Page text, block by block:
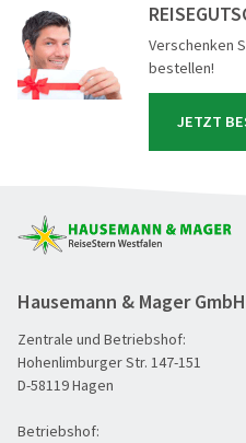
Verschenken
bestellen!
JETZT
Hausemann & Mager GmbH
Zentrale und Betriebshof:
Hohenlimburger Str. 147-151
D-58119 Hagen
Betriebshof: